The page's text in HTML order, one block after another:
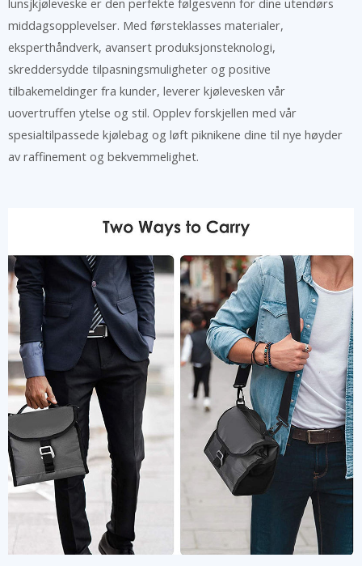
lunsjkjøleveske er den perfekte følgesvenn for dine utendørs
middagsopplevelser. Med førsteklasses materialer,
eksperthåndverk, avansert produksjonsteknologi,
skreddersydde tilpasningsmuligheter og positive
tilbakemeldinger fra kunder, leverer kjølevesken vår
uovertruffen ytelse og stil. Opplev forskjellen med vår
spesialtilpassede kjølebag og løft piknikene dine til nye høyder
av raffinement og bekvemmelighet.